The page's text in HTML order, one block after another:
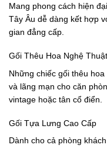
Mang phong cách hiện
Tây Âu dễ dàng kết hợp
gian đẳng cấp.
Gối Thêu Hoa Nghệ Thuật
Những chiếc gối thêu hoa
và lãng mạn cho căn
vintage hoặc tân cổ điển.
Gối Tựa Lưng Cao Cấp
Dành cho cả phòng